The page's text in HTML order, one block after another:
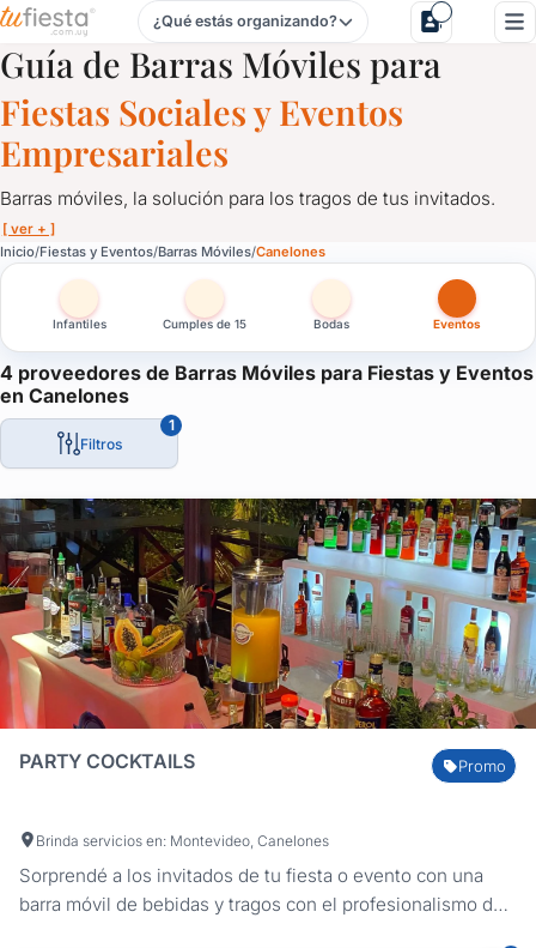
Barras Móviles para Fiestas y Eventos en Canelones
¿Qué estás organizando?
Guía de Barras Móviles para
Fiestas Sociales y Eventos
Empresariales
Barras móviles, la solución para los tragos de tus invitados.
[ ver + ]
Inicio Fiestas y Eventos Barras Móviles Canelones
Infantiles Cumples de 15 Bodas Eventos
4 proveedores de Barras Móviles para Fiestas y Eventos
en Canelones
Filtros
1
PARTY COCKTAILS Promo
Brinda servicios en: Montevideo, Canelones
Sorprendé a los invitados de tu fiesta o evento con una
barra móvil de bebidas y tragos con el profesionalismo de
Barras Móviles para Fiestas y Eventos en Canelones
Barras móviles, la solución para los tragos de tus invitados.
Personalizadas, con luces led, acordes a tu evento, barras
La solución ideal para despreocuparte del tema y que los